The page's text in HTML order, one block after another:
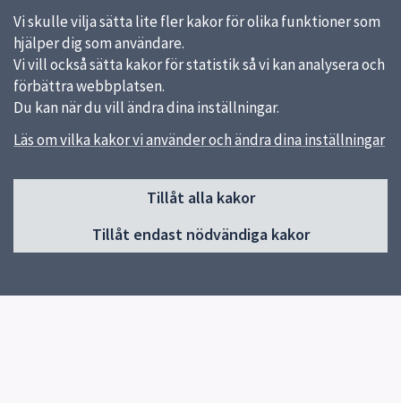
Vi skulle vilja sätta lite fler kakor för olika funktioner som
hjälper dig som användare.
Vi vill också sätta kakor för statistik så vi kan analysera och
förbättra webbplatsen.
Du kan när du vill ändra dina inställningar.
Läs om vilka kakor vi använder och ändra dina inställningar
Tillåt alla kakor
Tillåt endast nödvändiga kakor